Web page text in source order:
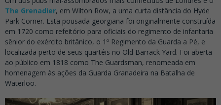
The Grenadier, em Wilton Row, a uma curta distância do Hyde
Park Corner. Esta pousada georgiana foi originalmente construída
em 1720 como refeitório para oficiais do regimento de infantaria
sênior do exército britânico, o 1º Regimento da Guarda a Pé, e
localizada perto de seus quartéis no Old Barrack Yard. Foi aberta
ao público em 1818 como The Guardsman, renomeada em
homenagem às ações da Guarda Granadeira na Batalha de
Waterloo.